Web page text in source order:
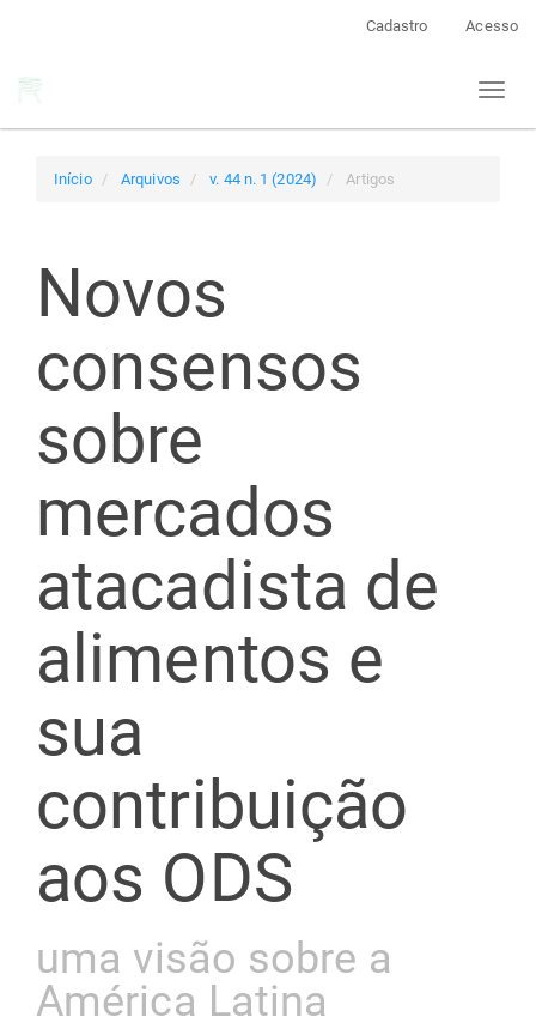
Cadastro Acesso
Toggle
Início Arquivos v. 44 n. 1 (2024) Artigos
Novos
consensos
sobre
mercados
atacadista de
alimentos e
sua
contribuição
aos ODS
uma visão sobre a
América Latina